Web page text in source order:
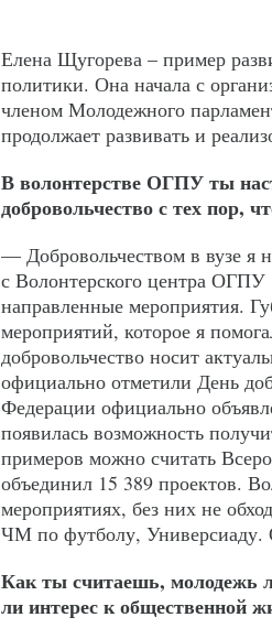
Елена Щугорева – пример
политики. Она начала с
членом Молодежного
продолжает развивать и
В волонтерстве ОГПУ ты
добровольчество с тех пор,
— Добровольчеством в вузе я
с Волонтерского центра
направленные мероприятия.
мероприятий, которое я
добровольчество носит
официально отметили День
Федерации официально
появилась возможность
примеров можно считать
объединил 15 389 проектов.
мероприятиях, без них не
ЧМ по футболу, Универсиаду.
Как ты считаешь, молодежь
ли интерес к общественной